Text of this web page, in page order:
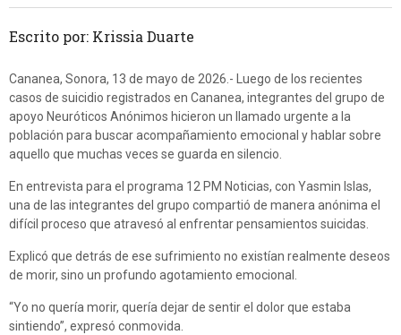
Escrito por: Krissia Duarte
Cananea, Sonora, 13 de mayo de 2026.- Luego de los recientes
casos de suicidio registrados en Cananea, integrantes del grupo de
apoyo Neuróticos Anónimos hicieron un llamado urgente a la
población para buscar acompañamiento emocional y hablar sobre
aquello que muchas veces se guarda en silencio.
En entrevista para el programa 12 PM Noticias, con Yasmin Islas,
una de las integrantes del grupo compartió de manera anónima el
difícil proceso que atravesó al enfrentar pensamientos suicidas.
Explicó que detrás de ese sufrimiento no existían realmente deseos
de morir, sino un profundo agotamiento emocional.
“Yo no quería morir, quería dejar de sentir el dolor que estaba
sintiendo”, expresó conmovida.